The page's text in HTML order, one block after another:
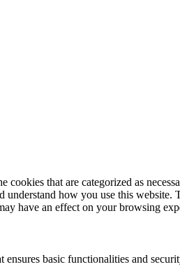
that are categorized as
how you use this
have an effect on your browsing
basic functionalities and